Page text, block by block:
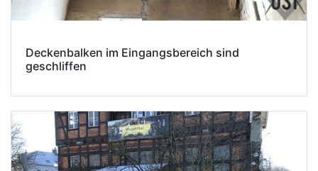
Deckenbalken im Eingangsbereich sind
geschliffen